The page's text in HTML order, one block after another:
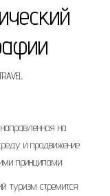
на
и продвижение
принципами:
туризм стремится